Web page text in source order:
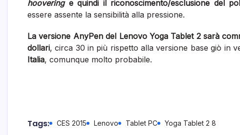
hooveringe quindi il riconoscimento/esclusione del
essere assente la sensibilità alla pressione.
La versione AnyPen del Lenovo Yoga Tablet 2 sarà
dollari, circa 30 in più rispetto alla versione base giò in
Italia, comunque molto probabile.
Tags: CES 2015 Lenovo Tablet PC Yoga Tablet 2 8